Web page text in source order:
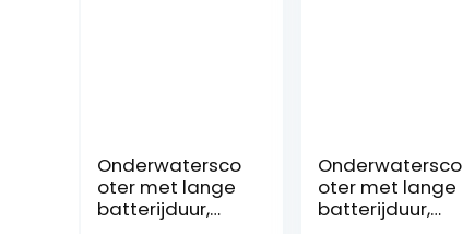
Onderwatersco
oter met lange
batterijduur,
Onderwatersco
oter met lange
batterijduur,